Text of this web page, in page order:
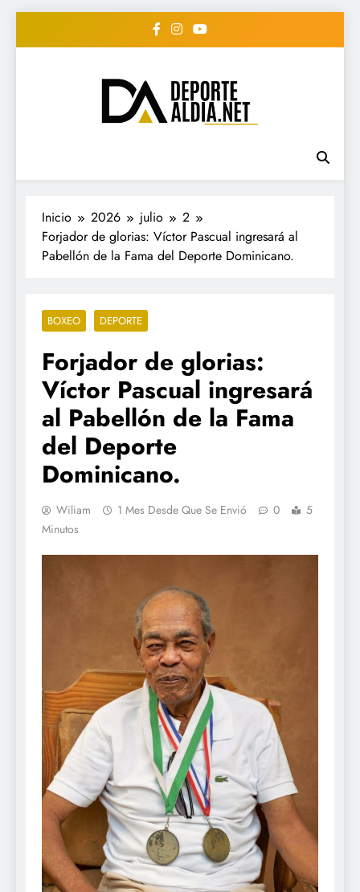
• DEPORTE AL DIA •
"Periodico Deportivo
Digital"
#deportealdiard #deportealdiaperiodico
Inicio 2026 julio
2
Forjador de glorias: Víctor Pascual ingresará al
Pabellón de la Fama del Deporte Dominicano.
BOXEO DEPORTE
Forjador de glorias:
Víctor Pascual ingresará
al Pabellón de la Fama
del Deporte
Dominicano.
Wiliam 1 Mes Desde Que Se Envió 0
5
Minutos